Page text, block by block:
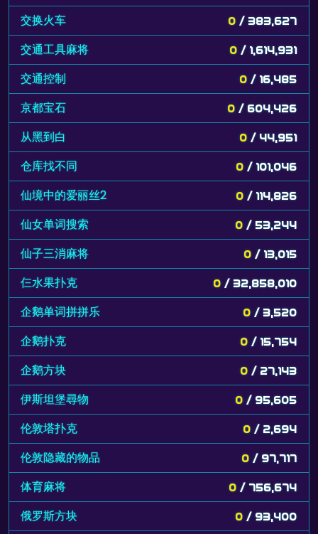
交换火车 0 / 383,627
交通工具麻将 0 / 1,614,931
交通控制 0 / 16,485
京都宝石 0 / 604,426
从黑到白 0 / 44,951
仓库找不同 0 / 101,046
仙境中的爱丽丝2 0 / 114,826
仙女单词搜索 0 / 53,244
仙子三消麻将 0 / 13,015
仨水果扑克 0 / 32,858,010
企鹅单词拼拼乐 0 / 3,520
企鹅扑克 0 / 15,754
企鹅方块 0 / 27,143
伊斯坦堡尋物 0 / 95,605
伦敦塔扑克 0 / 2,694
伦敦隐藏的物品 0 / 97,717
体育麻将 0 / 756,674
俄罗斯方块 0 / 93,400